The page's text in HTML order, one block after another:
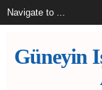
Güneyin